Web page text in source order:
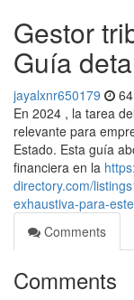
Gestor
Guía
jayalxnr650179
En 2024 , la tarea
relevante para
Estado. Esta guía
financiera en la
directory.com/
exhaustiva-para-
Comments
Comments